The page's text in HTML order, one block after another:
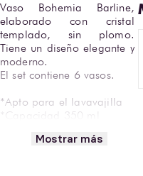
Vaso Bohemia Barline,
elaborado con cristal
templado, sin plomo.
Tiene un diseño elegante y
moderno.
El set contiene 6 vasos.
*Apto para el lavavajilla
*Capacidad 350 ml
Encuentra Vaso Bohemia
Mostrar más